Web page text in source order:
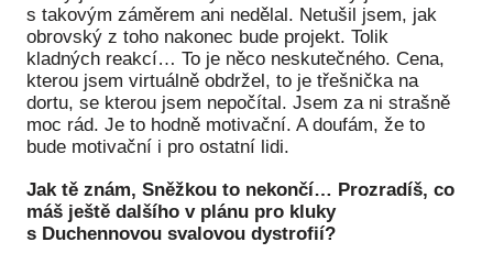
s takovým záměrem ani nedělal. Netušil jsem, jak
obrovský z toho nakonec bude projekt. Tolik
kladných reakcí… To je něco neskutečného. Cena,
kterou jsem virtuálně obdržel, to je třešnička na
dortu, se kterou jsem nepočítal. Jsem za ni strašně
moc rád. Je to hodně motivační. A doufám, že to
bude motivační i pro ostatní lidi.
Jak tě znám, Sněžkou to nekončí… Prozradíš, co
máš ještě dalšího v plánu pro kluky
s Duchennovou svalovou dystrofií?